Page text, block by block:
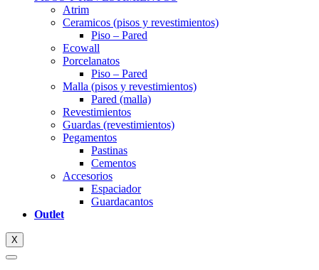
Atrim
Ceramicos (pisos y revestimientos)
Piso – Pared
Ecowall
Porcelanatos
Piso – Pared
Malla (pisos y revestimientos)
Pared (malla)
Revestimientos
Guardas (revestimientos)
Pegamentos
Pastinas
Cementos
Accesorios
Espaciador
Guardacantos
Outlet
X